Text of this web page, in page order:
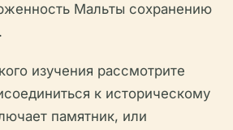
Мальты сохранению
изучения рассмотрите
к историческому
памятник, или